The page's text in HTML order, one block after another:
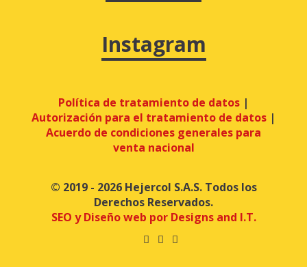
Instagram
Política de tratamiento de datos |
Autorización para el tratamiento de datos |
Acuerdo de condiciones generales para
venta nacional
© 2019 - 2026 Hejercol S.A.S. Todos los
Derechos Reservados.
SEO y Diseño web por Designs and I.T.